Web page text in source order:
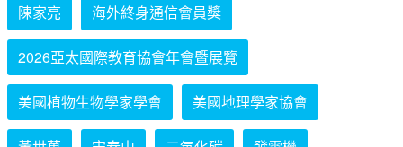
陳家亮 海外終身通信會員獎
2026亞太國際教育協會年會暨展覽
美國植物生物學家學會 美國地理學家協會